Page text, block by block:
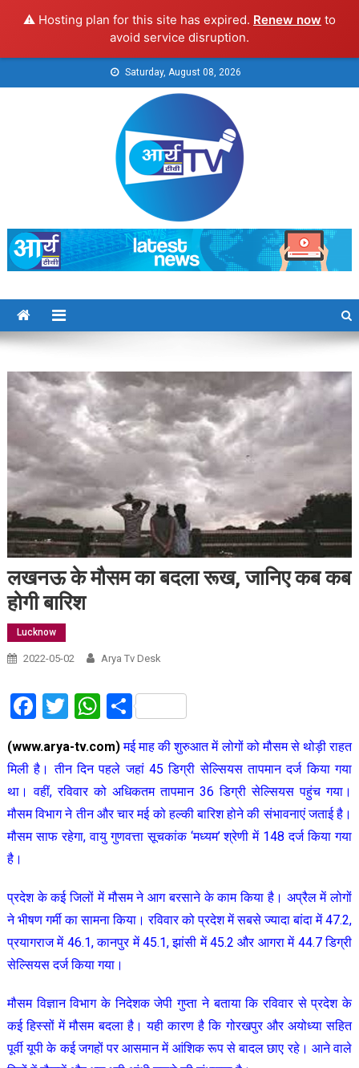
⚠️ Hosting plan for this site has expired. Renew now to
avoid service disruption.
to
Saturday, August 08, 2026
Arya TV
लखनऊ के मौसम का बदला रूख, जानिए कब कब
होगी बारिश
Lucknow
2022-05-02 Arya Tv Desk
Facebook
Twitter
WhatsApp
Share
(www.arya-tv.com) मई माह की शुरुआत में लोगों को मौसम से थोड़ी राहत
मिली है। तीन दिन पहले जहां 45 डिग्री सेल्सियस तापमान दर्ज किया गया
था। वहीं, रविवार को अधिकतम तापमान 36 डिग्री सेल्सियस पहुंच गया।
मौसम विभाग ने तीन और चार मई को हल्की बारिश होने की संभावनाएं जताई है।
मौसम साफ रहेगा, वायु गुणवत्ता सूचकांक ‘मध्यम’ श्रेणी में 148 दर्ज किया गया
है।
प्रदेश के कई जिलों में मौसम ने आग बरसाने के काम किया है। अप्रैल में लोगों
ने भीषण गर्मी का सामना किया। रविवार को प्रदेश में सबसे ज्यादा बांदा में 47.2,
प्रयागराज में 46.1, कानपुर में 45.1, झांसी में 45.2 और आगरा में 44.7 डिग्री
सेल्सियस दर्ज किया गया।
मौसम विज्ञान विभाग के निदेशक जेपी गुप्ता ने बताया कि रविवार से प्रदेश के
कई हिस्सों में मौसम बदला है। यही कारण है कि गोरखपुर और अयोध्या सहित
पूर्वी यूपी के कई जगहों पर आसमान में आंशिक रूप से बादल छाए रहे। आने वाले